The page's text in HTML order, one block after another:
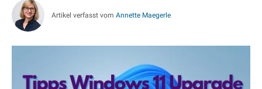
Artikel verfasst vom Annette Maegerle